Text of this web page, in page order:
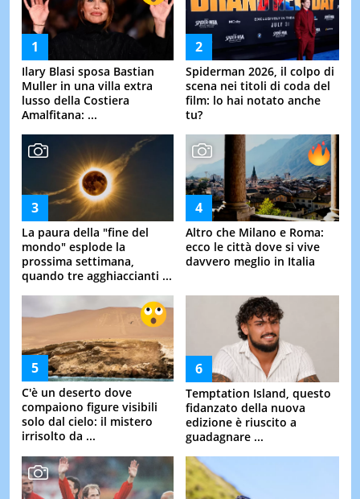
Ilary Blasi sposa Bastian
Muller in una villa extra
lusso della Costiera
Amalfitana: ...
Spiderman 2026, il colpo di
scena nei titoli di coda del
film: lo hai notato anche
tu?
La paura della "fine del
mondo" esplode la
prossima settimana,
quando tre agghiaccianti ...
Altro che Milano e Roma:
ecco le città dove si vive
davvero meglio in Italia
C'è un deserto dove
compaiono figure visibili
solo dal cielo: il mistero
irrisolto da ...
Temptation Island, questo
fidanzato della nuova
edizione è riuscito a
guadagnare ...